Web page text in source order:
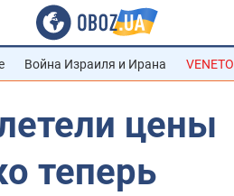
Война Израиля и Ирана VENETO
цены
теперь